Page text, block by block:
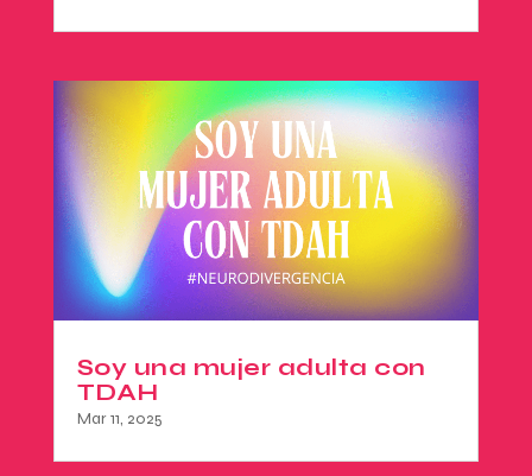
Soy una mujer adulta con
TDAH
Mar 11, 2025